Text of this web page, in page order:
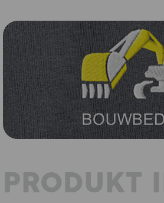
PRODUKT